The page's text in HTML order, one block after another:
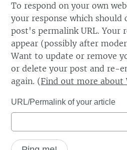
To respond on your own
your response which
post's permalink URL. Your
appear (possibly after
Want to update or remove
or delete your post and re-
again. (Find out more about
URL/Permalink of your article